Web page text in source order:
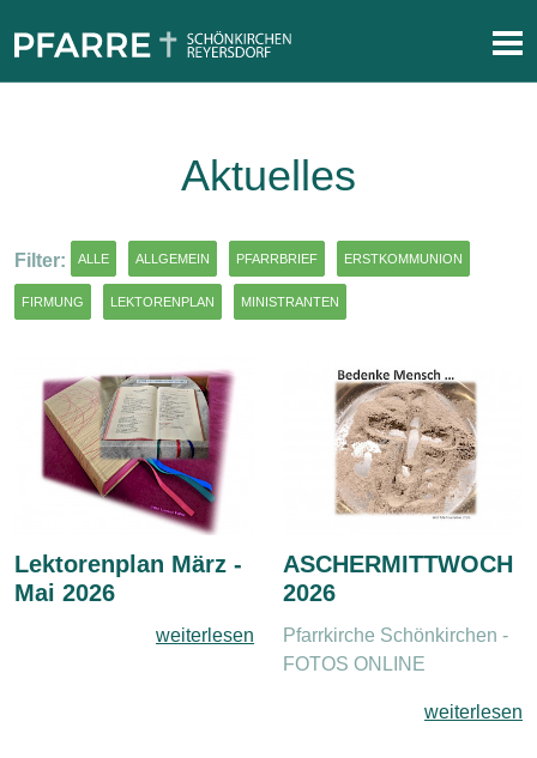
Aktuelles
Filter: ALLE ALLGEMEIN PFARRBRIEF ERSTKOMMUNION
FIRMUNG LEKTORENPLAN MINISTRANTEN
Lektorenplan März -
Mai 2026
weiterlesen
ASCHERMITTWOCH
2026
Pfarrkirche Schönkirchen -
FOTOS ONLINE
weiterlesen